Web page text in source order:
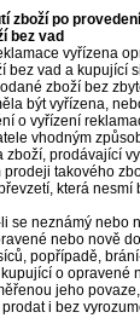
zboží po
bez vad
vyřízena
bez vad a kupující
zboží bez
být vyřízena,
o vyřízení
vhodným
zboží, prodávající
prodeji takového
která nesmí
se neznámý nebo
nebo nově
popřípadě,
o opravené
jeho
i bez